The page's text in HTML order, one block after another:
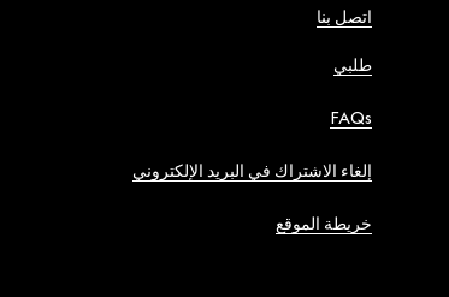
اتصل بنا
طلبي
FAQs
إلغاء الاشتراك في البريد الإلكتروني
خريطة الموقع